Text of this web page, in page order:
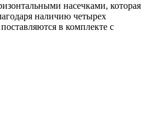
насечками, которая
наличию четырех
в комплекте с